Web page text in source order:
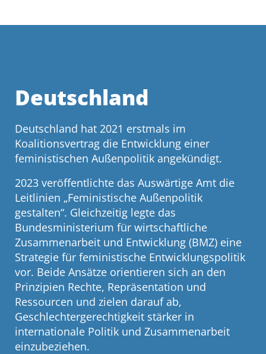
Deutschland
Deutschland hat 2021 erstmals im
Koalitionsvertrag die Entwicklung einer
feministischen Außenpolitik angekündigt.
2023 veröffentlichte das Auswärtige Amt die
Leitlinien „Feministische Außenpolitik
gestalten“. Gleichzeitig legte das
Bundesministerium für wirtschaftliche
Zusammenarbeit und Entwicklung (BMZ) eine
Strategie für feministische Entwicklungspolitik
vor. Beide Ansätze orientieren sich an den
Prinzipien Rechte, Repräsentation und
Ressourcen und zielen darauf ab,
Geschlechtergerechtigkeit stärker in
internationale Politik und Zusammenarbeit
einzubeziehen.